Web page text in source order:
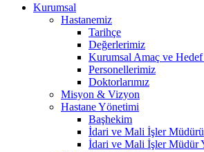
Kurumsal
Hastanemiz
Tarihçe
Değerlerimiz
Kurumsal Amaç ve Hedef
Personellerimiz
Doktorlarımız
Misyon & Vizyon
Hastane Yönetimi
Başhekim
İdari ve Mali İşler Müdürü
İdari ve Mali İşler Müdür